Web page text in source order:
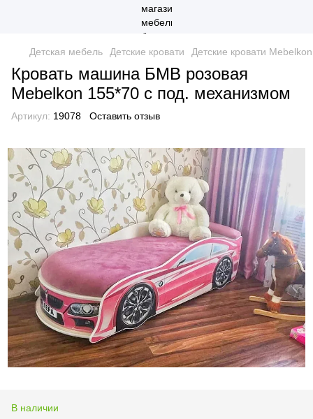
Детская мебель Детские кровати Детские кровати Mebelkon
Кровать машина БМВ розовая
Mebelkon 155*70 с под. механизмом
Артикул: 19078 Оставить отзыв
В наличии